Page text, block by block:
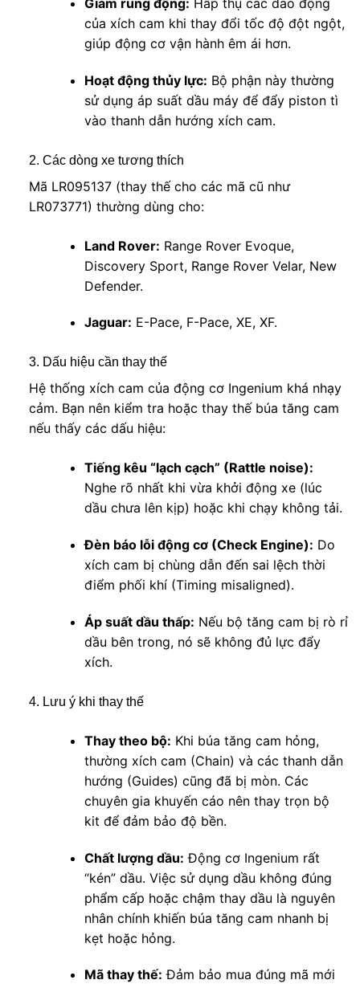
của xích cam khi thay đổi tốc độ đột ngột,
giúp động cơ vận hành êm ái hơn.
Hoạt động thủy lực: Bộ phận này thường
sử dụng áp suất dầu máy để đẩy piston tì
vào thanh dẫn hướng xích cam.
2. Các dòng xe tương thích
Mã LR095137 (thay thế cho các mã cũ như
LR073771) thường dùng cho:
Land Rover: Range Rover Evoque,
Discovery Sport, Range Rover Velar, New
Defender.
Jaguar: E-Pace, F-Pace, XE, XF.
3. Dấu hiệu cần thay thế
Hệ thống xích cam của động cơ Ingenium khá nhạy
cảm. Bạn nên kiểm tra hoặc thay thế búa tăng cam
nếu thấy các dấu hiệu:
Tiếng kêu “lạch cạch” (Rattle noise):
Nghe rõ nhất khi vừa khởi động xe (lúc
dầu chưa lên kịp) hoặc khi chạy không tải.
Đèn báo lỗi động cơ (Check Engine): Do
xích cam bị chùng dẫn đến sai lệch thời
điểm phối khí (Timing misaligned).
Áp suất dầu thấp: Nếu bộ tăng cam bị rò rỉ
dầu bên trong, nó sẽ không đủ lực đẩy
xích.
4. Lưu ý khi thay thế
Thay theo bộ: Khi búa tăng cam hỏng,
thường xích cam (Chain) và các thanh dẫn
hướng (Guides) cũng đã bị mòn. Các
chuyên gia khuyến cáo nên thay trọn bộ
kit để đảm bảo độ bền.
Chất lượng dầu: Động cơ Ingenium rất
“kén” dầu. Việc sử dụng dầu không đúng
phẩm cấp hoặc chậm thay dầu là nguyên
nhân chính khiến búa tăng cam nhanh bị
kẹt hoặc hỏng.
Mã thay thế: Đảm bảo mua đúng mã mới